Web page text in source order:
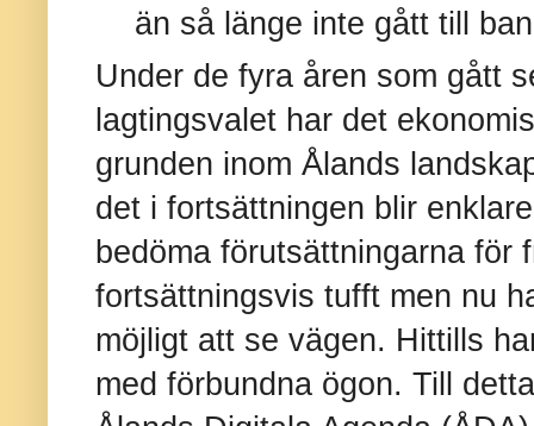
än så länge inte gått till
Under de fyra åren som gått
lagtingsvalet har det
grunden inom Ålands
det i fortsättningen blir
bedöma förutsättningarna för
fortsättningsvis tufft men nu
möjligt att se vägen. Hittills
med förbundna ögon. Till